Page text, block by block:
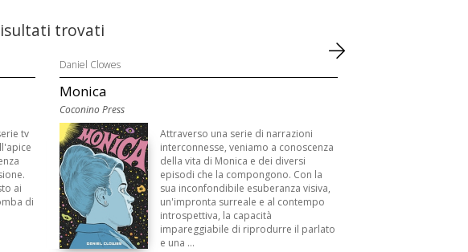
trovati
tv
ai
di
Daniel Clowes
Monica
Coconino Press
Attraverso una serie di narrazioni
interconnesse, veniamo a conoscenza
della vita di Monica e dei diversi
episodi che la compongono. Con la
sua inconfondibile esuberanza visiva,
un'impronta surreale e al contempo
introspettiva, la capacità
impareggiabile di riprodurre il parlato
e una ...